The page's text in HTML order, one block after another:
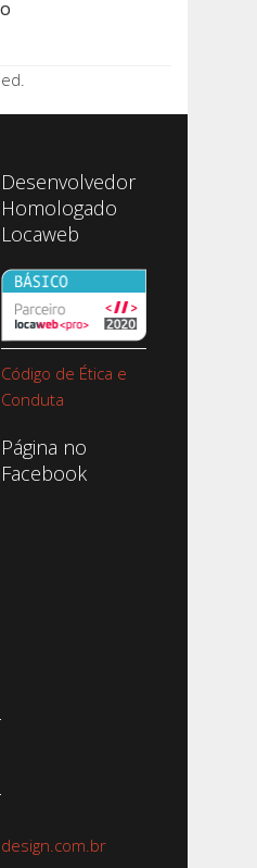
Desenvolvedor
Homologado
Locaweb
Código de Ética e
Conduta
Página no
Facebook